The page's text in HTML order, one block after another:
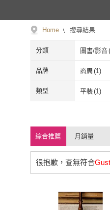
Home 搜尋結果
分類 圖書/影音(
品牌 商周 (1)
商周
類型 平裝(1)
綜合推薦 月銷量
很抱歉，查無符合